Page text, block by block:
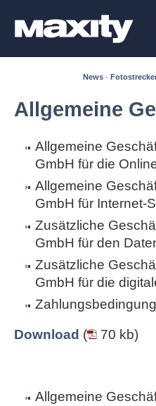
News ·
Allgemeine
Allgemeine
GmbH für die
Allgemeine
GmbH für Internet-
Zusätzliche
GmbH für den
Zusätzliche
GmbH für die
Download ( 70 kb)
Allgemeine